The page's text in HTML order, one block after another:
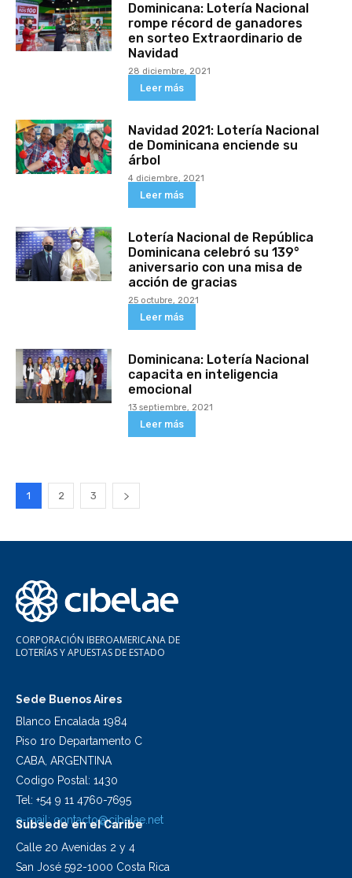
Dominicana: Lotería Nacional
rompe récord de ganadores
en sorteo Extraordinario de
Navidad
28 diciembre, 2021
Leer más
Navidad 2021: Lotería Nacional
de Dominicana enciende su
árbol
4 diciembre, 2021
Leer más
Lotería Nacional de República
Dominicana celebró su 139°
aniversario con una misa de
acción de gracias
25 octubre, 2021
Leer más
Dominicana: Lotería Nacional
capacita en inteligencia
emocional
13 septiembre, 2021
Leer más
1 2 3
CORPORACIÓN IBEROAMERICANA DE
LOTERÍAS Y APUESTAS DE ESTADO
Sede Buenos Aires
Blanco Encalada 1984
Piso 1ro Departamento C
CABA, ARGENTINA
Codigo Postal: 1430
Tel: +54 9 11 4760-7695
e-mail: contacto@cibelae.net
Subsede en el Caribe
Calle 20 Avenidas 2 y 4
San José 592-1000 Costa Rica